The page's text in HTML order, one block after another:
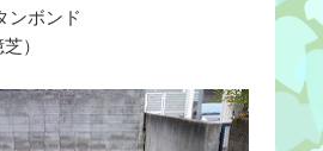
ンボンド
）